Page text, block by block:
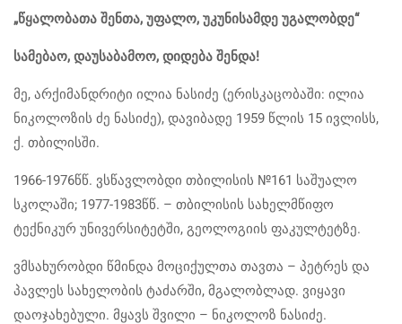
„წყალობათა შენთა, უფალო, უკუნისამდე უგალობდე“
სამებაო, დაუსაბამოო, დიდება შენდა!
მე, არქიმანდრიტი ილია ნასიძე (ერისკაცობაში: ილია
ნიკოლოზის ძე ნასიძე), დავიბადე 1959 წლის 15 ივლისს,
ქ. თბილისში.
1966-1976წწ. ვსწავლობდი თბილისის №161 საშუალო
სკოლაში; 1977-1983წწ. – თბილისის სახელმწიფო
ტექნიკურ უნივერსიტეტში, გეოლოგიის ფაკულტეტზე.
ვმსახურობდი წმინდა მოციქულთა თავთა – პეტრეს და
პავლეს სახელობის ტაძარში, მგალობლად. ვიყავი
დაოჯახებული. მყავს შვილი – ნიკოლოზ ნასიძე.